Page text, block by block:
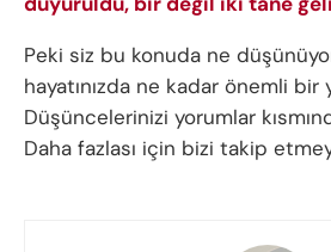
Peki siz bu konuda ne
hayatınızda ne kadar önemli bir
Düşüncelerinizi yorumlar
Daha fazlası için bizi takip